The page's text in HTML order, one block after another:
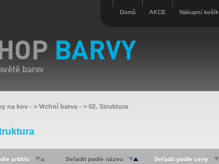
Domů AKCE Nákupní košík
na kov - > Vrchní barva - > 02. Struktura
artiklu Seřadit podle názvu Seřadit podle ceny